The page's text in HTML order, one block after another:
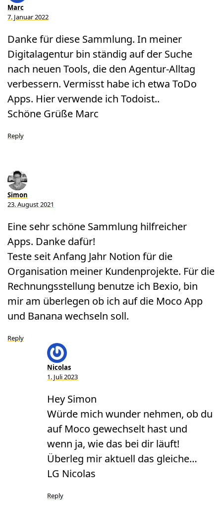
Marc
7. Januar 2022
Danke für diese Sammlung. In meiner
Digitalagentur bin ständig auf der Suche
nach neuen Tools, die den Agentur-Alltag
verbessern. Vermisst habe ich etwa ToDo
Apps. Hier verwende ich Todoist..
Schöne Grüße Marc
Reply
Simon
23. August 2021
Eine sehr schöne Sammlung hilfreicher
Apps. Danke dafür!
Teste seit Anfang Jahr Notion für die
Organisation meiner Kundenprojekte. Für die
Rechnungsstellung benutze ich Bexio, bin
mir am überlegen ob ich auf die Moco App
und Banana wechseln soll.
Reply
Nicolas
1. Juli 2023
Hey Simon
Würde mich wunder nehmen, ob du
auf Moco gewechselt hast und
wenn ja, wie das bei dir läuft!
Überleg mir aktuell das gleiche…
LG Nicolas
Reply